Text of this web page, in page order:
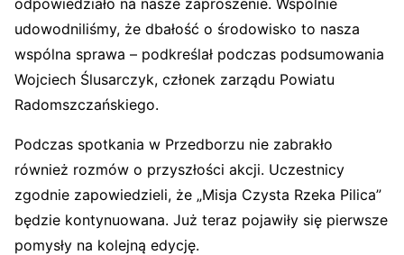
udowodniliśmy, że dbałość o środowisko to nasza
wspólna sprawa – podkreślał podczas podsumowania
Wojciech Ślusarczyk, członek zarządu Powiatu
Radomszczańskiego.
Podczas spotkania w Przedborzu nie zabrakło
również rozmów o przyszłości akcji. Uczestnicy
zgodnie zapowiedzieli, że „Misja Czysta Rzeka Pilica”
będzie kontynuowana. Już teraz pojawiły się pierwsze
pomysły na kolejną edycję.